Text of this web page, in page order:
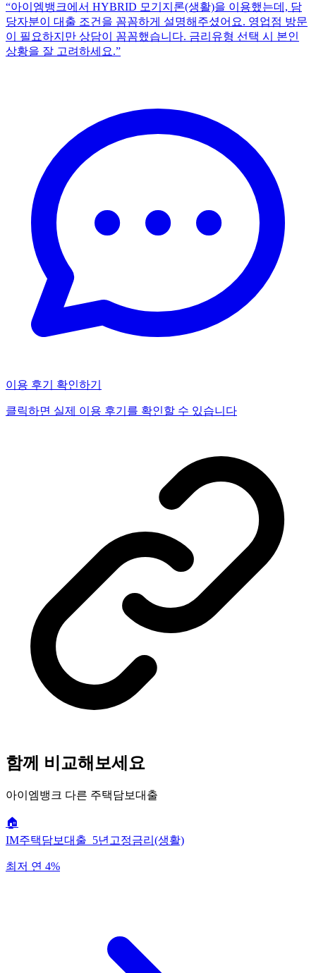
“아이엠뱅크에서 HYBRID 모기지론(생활)을 이용했는데, 담
당자분이 대출 조건을 꼼꼼하게 설명해주셨어요. 영업점 방문
이 필요하지만 상담이 꼼꼼했습니다. 금리유형 선택 시 본인
상황을 잘 고려하세요.”
이용 후기 확인하기
클릭하면 실제 이용 후기를 확인할 수 있습니다
함께 비교해보세요
아이엠뱅크 다른 주택담보대출
🏠
IM주택담보대출_5년고정금리(생활)
최저 연 4%